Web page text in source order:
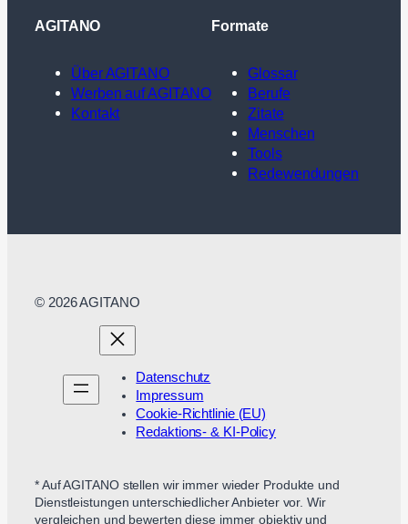
AGITANO
Über AGITANO
Werben auf AGITANO
Kontakt
Formate
Glossar
Berufe
Zitate
Menschen
Tools
Redewendungen
© 2026 AGITANO
Datenschutz
Impressum
Cookie-Richtlinie (EU)
Redaktions- & KI-Policy
* Auf AGITANO stellen wir immer wieder Produkte und
Dienstleistungen unterschiedlicher Anbieter vor. Wir
vergleichen und bewerten diese immer objektiv und